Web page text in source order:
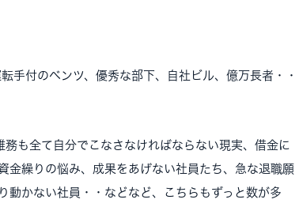
手付のベンツ、優秀な部下、自社ビル、億万長者・・
も全て自分でこなさなければならない現実、借金に
金繰りの悩み、成果をあげない社員たち、急な退職願
動かない社員・・などなど、こちらもずっと数が多